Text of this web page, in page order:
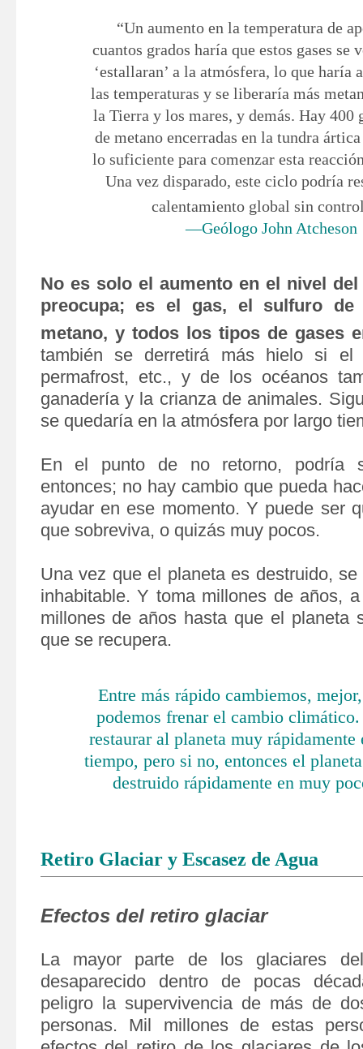
“Un aumento en la temperatura de
cuantos grados haría que estos gases se
‘estallaran’ a la atmósfera, lo que haría
las temperaturas y se liberaría más
la Tierra y los mares, y demás. Hay 400
de metano encerradas en la tundra
lo suficiente para comenzar esta
Una vez disparado, este ciclo podría
calentamiento global sin
—Geólogo John Atcheson
No es solo el aumento en el nivel
preocupa; es el gas, el sulfuro de
metano, y todos los tipos de gases
también se derretirá más hielo si el
permafrost, etc., y de los océanos
ganadería y la crianza de animales.
se quedaría en la atmósfera por largo
En el punto de no retorno, podría
entonces; no hay cambio que pueda
ayudar en ese momento. Y puede ser
que sobreviva, o quizás muy pocos.
Una vez que el planeta es destruido,
inhabitable. Y toma millones de años,
millones de años hasta que el planeta
que se recupera.
Entre más rápido cambiemos,
podemos frenar el cambio
restaurar al planeta muy rápidamente
tiempo, pero si no, entonces el
destruido rápidamente en muy
Retiro Glaciar y Escasez de Agua
Efectos del retiro glaciar
La mayor parte de los glaciares
desaparecido dentro de pocas
peligro la supervivencia de más de
personas. Mil millones de estas